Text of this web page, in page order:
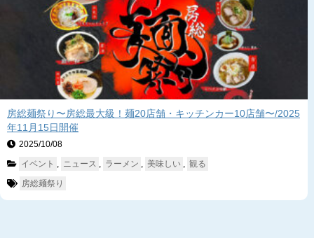
房総麺祭り〜房総最大級！麺20店舗・キッチンカー10店舗〜/2025
年11月15日開催
2025/10/08
イベント
ニュース ラーメン 美味しい
観る
房総麺祭り